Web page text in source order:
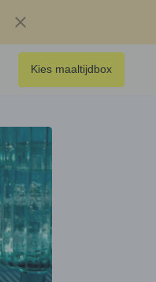
Kies maaltijdbox